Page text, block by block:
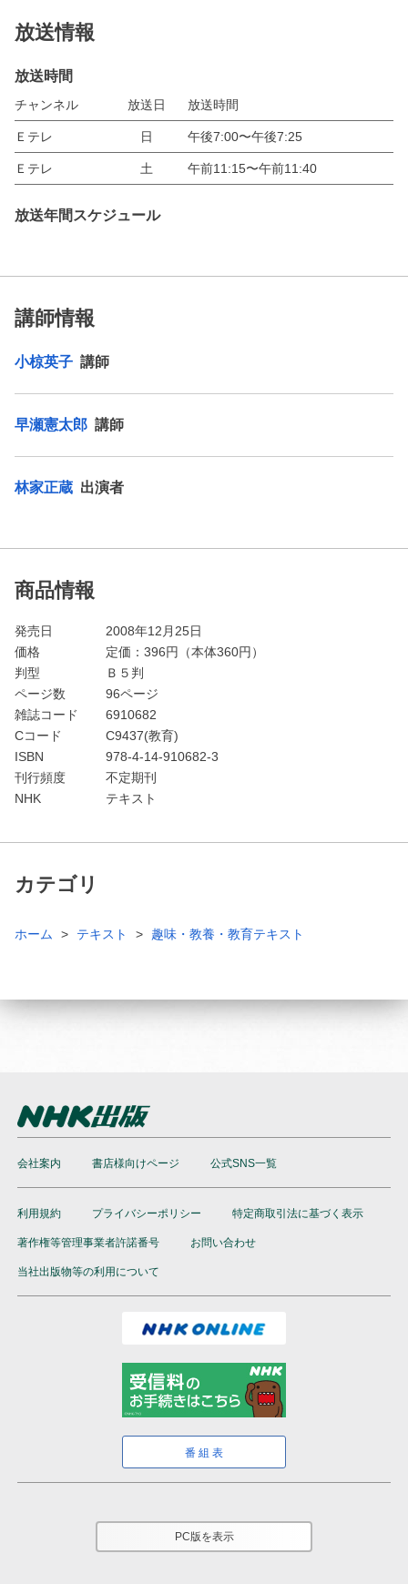
放送情報
放送時間
チャンネル 放送日 放送時間
Ｅテレ 日 午後7:00〜午後7:25
Ｅテレ 土 午前11:15〜午前11:40
放送年間スケジュール
講師情報
小椋英子 講師
早瀬憲太郎 講師
林家正蔵 出演者
商品情報
発売日
2008年12月25日
価格
定価： 396円（本体360円）
判型
Ｂ５判
ページ数
96ページ
雑誌コード
6910682
Cコード
C9437(教育)
ISBN
978-4-14-910682-3
刊行頻度
不定期刊
NHK
テキスト
カテゴリ
ホーム テキスト 趣味・教養・教育テキスト
会社案内 書店様向けページ 公式SNS一覧
利用規約 プライバシーポリシー 特定商取引法に基づく表示
著作権等管理事業者許諾番号 お問い合わせ
当社出版物等の利用について
番組表
PC版を表示